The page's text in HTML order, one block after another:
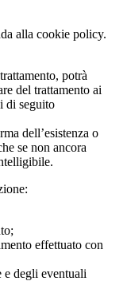
alla cookie policy.
potrà
del trattamento ai
di seguito
dell’esistenza o
se non ancora
effettuato con
e degli eventuali